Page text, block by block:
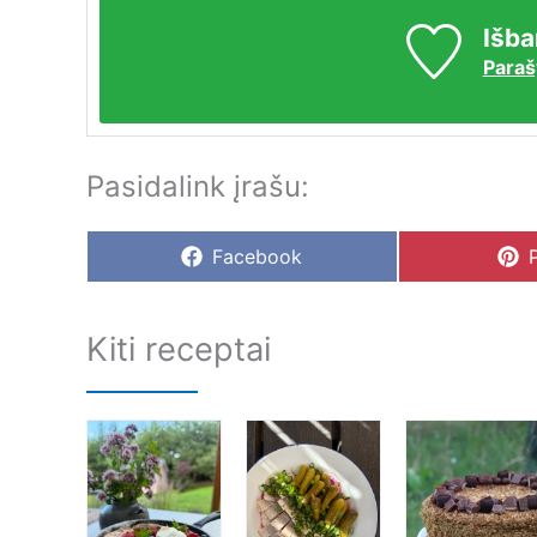
Pasidalink įrašu:
Share
Facebook
Kiti receptai